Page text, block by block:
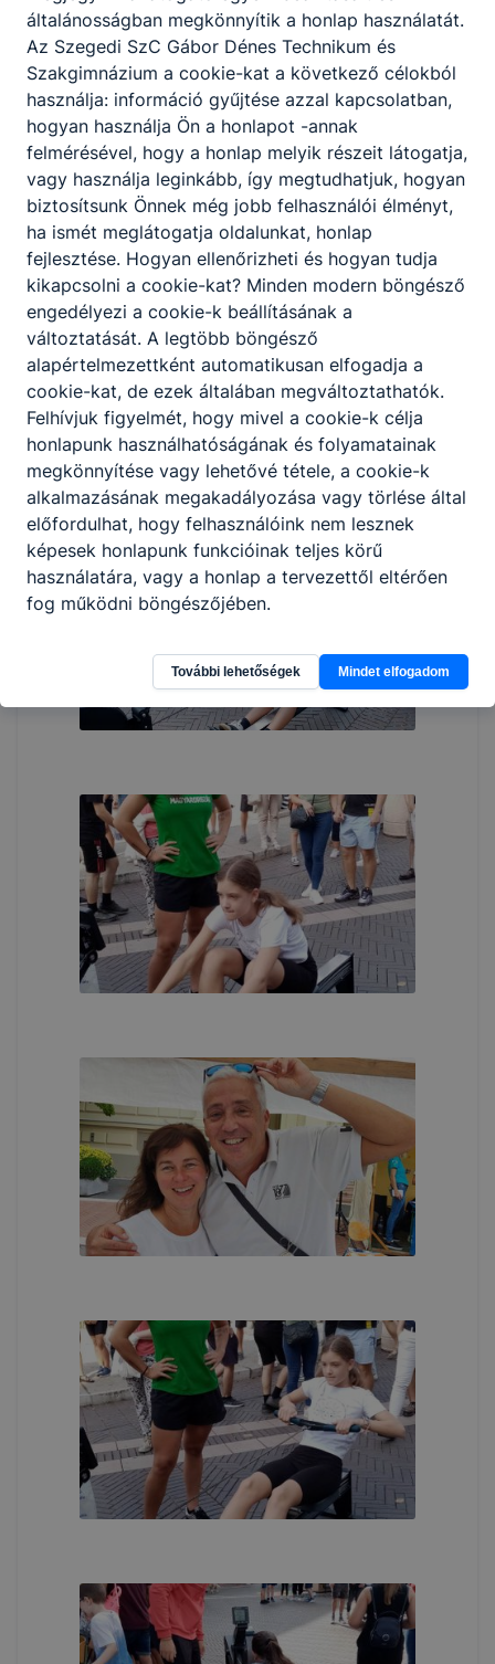
általánosságban megkönnyítik a honlap használatát.
Az Szegedi SzC Gábor Dénes Technikum és
Szakgimnázium a cookie-kat a következő célokból
használja: információ gyűjtése azzal kapcsolatban,
hogyan használja Ön a honlapot -annak
felmérésével, hogy a honlap melyik részeit látogatja,
vagy használja leginkább, így megtudhatjuk, hogyan
biztosítsunk Önnek még jobb felhasználói élményt,
ha ismét meglátogatja oldalunkat, honlap
fejlesztése. Hogyan ellenőrizheti és hogyan tudja
kikapcsolni a cookie-kat? Minden modern böngésző
engedélyezi a cookie-k beállításának a
változtatását. A legtöbb böngésző
alapértelmezettként automatikusan elfogadja a
cookie-kat, de ezek általában megváltoztathatók.
Felhívjuk figyelmét, hogy mivel a cookie-k célja
honlapunk használhatóságának és folyamatainak
megkönnyítése vagy lehetővé tétele, a cookie-k
alkalmazásának megakadályozása vagy törlése által
előfordulhat, hogy felhasználóink nem lesznek
képesek honlapunk funkcióinak teljes körű
használatára, vagy a honlap a tervezettől eltérően
fog működni böngészőjében.
További lehetőségek Mindet elfogadom